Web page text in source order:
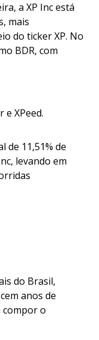
a XP Inc está
mais
do ticker XP. No
BDR, com
e XPeed.
de 11,51% de
levando em
do Brasil,
anos de
compor o